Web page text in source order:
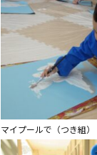
マイプールで（つき組）